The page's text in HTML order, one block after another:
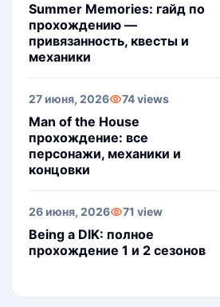
Summer Memories: гайд по
прохождению —
привязанность, квесты и
механики
27 июня, 2026 74 views
Man of the House
прохождение: все
персонажи, механики и
концовки
26 июня, 2026 71 view
Being a DIK: полное
прохождение 1 и 2 сезонов